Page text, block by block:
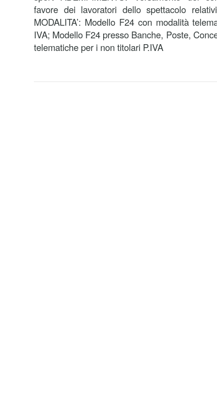
favore dei lavoratori dello spettacolo
MODALITA’: Modello F24 con modalità
IVA; Modello F24 presso Banche, Poste,
telematiche per i non titolari P.IVA